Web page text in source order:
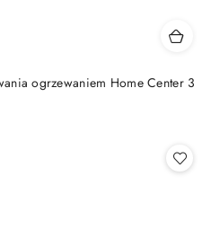
ogrzewaniem Home Center 3